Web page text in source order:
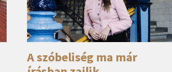
A szóbeliség ma már